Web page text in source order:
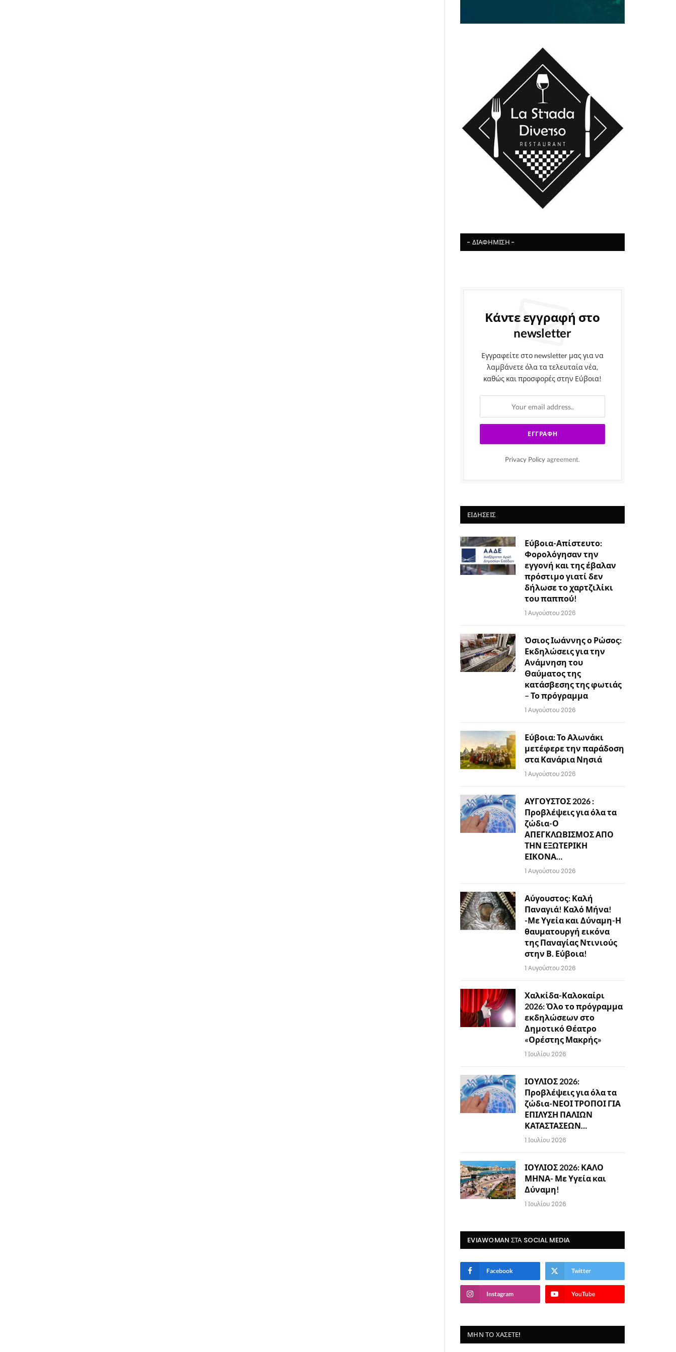
- ΔΙΑΦΉΜΙΣΗ -
Κάντε εγγραφή στο
newsletter
Εγγραφείτε στο newsletter μας για να
λαμβάνετε όλα τα τελευταία νέα,
καθώς και προσφορές στην Εύβοια!
Privacy Policy agreement.
ΕΙΔΉΣΕΙΣ
Εύβοια-Απίστευτο:
Φορολόγησαν την
εγγονή και της έβαλαν
πρόστιμο γιατί δεν
δήλωσε το χαρτζιλίκι
του παππού!
1 Αυγούστου 2026
Όσιος Ιωάννης ο Ρώσος:
Εκδηλώσεις για την
Ανάμνηση του
Θαύματος της
κατάσβεσης της φωτιάς
– Το πρόγραμμα
1 Αυγούστου 2026
Εύβοια: Το Αλωνάκι
μετέφερε την παράδοση
στα Κανάρια Νησιά
1 Αυγούστου 2026
ΑΥΓΟΥΣΤΟΣ 2026 :
Προβλέψεις για όλα τα
ζώδια-Ο
ΑΠΕΓΚΛΩΒΙΣΜΟΣ ΑΠΟ
ΤΗΝ ΕΞΩΤΕΡΙΚΗ
ΕΙΚΟΝΑ…
1 Αυγούστου 2026
Αύγουστος: Καλή
Παναγιά! Καλό Μήνα!
-Με Υγεία και Δύναμη-Η
θαυματουργή εικόνα
της Παναγίας Ντινιούς
στην Β. Εύβοια!
1 Αυγούστου 2026
Χαλκίδα-Καλοκαίρι
2026: Όλο το πρόγραμμα
εκδηλώσεων στο
Δημοτικό Θέατρο
«Ορέστης Μακρής»
1 Ιουλίου 2026
ΙΟΥΛΙΟΣ 2026:
Προβλέψεις για όλα τα
ζώδια-ΝΕΟΙ ΤΡΟΠΟΙ ΓΙΑ
ΕΠΙΛΥΣΗ ΠΑΛΙΩΝ
ΚΑΤΑΣΤΑΣΕΩΝ…
1 Ιουλίου 2026
ΙΟΥΛΙΟΣ 2026: ΚΑΛΟ
ΜΗΝΑ- Με Υγεία και
Δύναμη!
1 Ιουλίου 2026
EVIAWOMAN ΣΤΑ SOCIAL MEDIA
Facebook Twitter
Instagram YouTube
ΜΗΝ ΤΟ ΧΆΣΕΤΕ!